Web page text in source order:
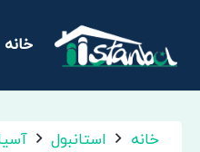
خانه
خانه استانبول